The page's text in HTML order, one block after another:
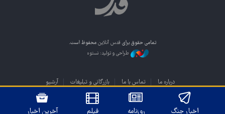
تمامی حقوق برای قدس آنلاین محفوظ است.
طراحی و تولید: نستوه
درباره ما تماس با ما بازرگانی و تبلیغات آرشیو
اخبار جنگ روزنامه فیلم آخرین اخبار